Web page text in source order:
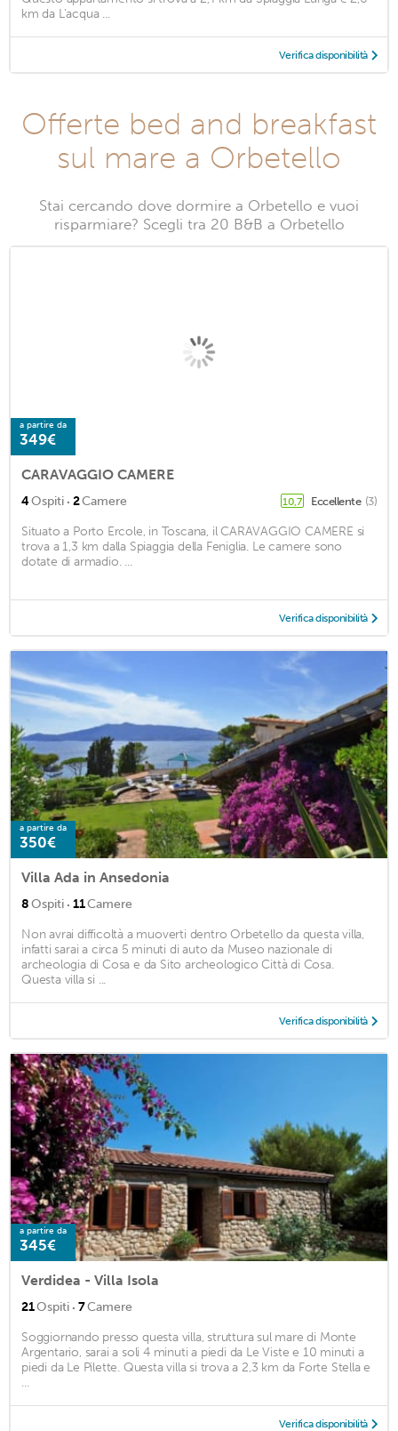
km da L'acqua ...
Verifica disponibilità
Offerte bed and breakfast
sul mare a Orbetello
Stai cercando dove dormire a Orbetello e vuoi
risparmiare? Scegli tra 20 B&B a Orbetello
a partire da
349€
CARAVAGGIO CAMERE
4Ospiti · 2Camere 10,7 Eccellente (3)
Situato a Porto Ercole, in Toscana, il CARAVAGGIO CAMERE si
trova a 1,3 km dalla Spiaggia della Feniglia. Le camere sono
dotate di armadio. ...
Verifica disponibilità
a partire da
350€
Villa Ada in Ansedonia
8Ospiti · 11Camere
Non avrai difficoltà a muoverti dentro Orbetello da questa villa,
infatti sarai a circa 5 minuti di auto da Museo nazionale di
archeologia di Cosa e da Sito archeologico Città di Cosa.
Questa villa si ...
Verifica disponibilità
a partire da
345€
Verdidea - Villa Isola
21Ospiti · 7Camere
Soggiornando presso questa villa, struttura sul mare di Monte
Argentario, sarai a soli 4 minuti a piedi da Le Viste e 10 minuti a
piedi da Le Pilette. Questa villa si trova a 2,3 km da Forte Stella e
...
Verifica disponibilità